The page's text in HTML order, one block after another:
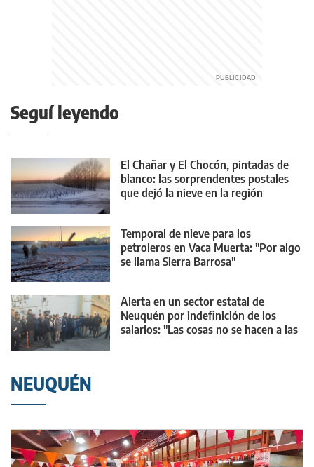
Seguí leyendo
El Chañar y El Chocón, pintadas de
blanco: las sorprendentes postales
que dejó la nieve en la región
Temporal de nieve para los
petroleros en Vaca Muerta: "Por algo
se llama Sierra Barrosa"
Alerta en un sector estatal de
Neuquén por indefinición de los
salarios: "Las cosas no se hacen a las
NEUQUÉN